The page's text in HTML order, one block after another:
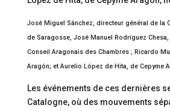
José Miguel Sánchez, directeur général de la
de Saragosse, José Manuel Rodríguez
Conseil Aragonais des Chambres ; Ricardo
Aragón; et Aurelio López de Hita, de Cepyme
Les événements de ces dernières
Catalogne, où des mouvements